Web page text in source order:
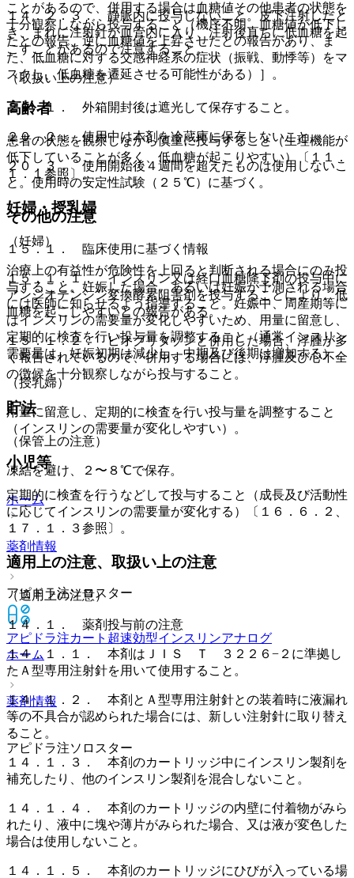
１４．２．３． 静脈内に投与しないこと。皮下注射したと
き、まれに注射針が血管内に入り、注射後直ちに低血糖を起
こすことがあるので注意すること。
（取扱い上の注意）
２０．１． 外箱開封後は遮光して保存すること。
２０．２． 使用中は本剤を冷蔵庫に保存しないこと。
２０．３． 使用開始後４週間を超えたものは使用しないこ
と。使用時の安定性試験（２５℃）に基づく。
その他の注意
１５．１． 臨床使用に基づく情報
１５．１．１． インスリン又は経口血糖降下剤の投与中に
アンジオテンシン変換酵素阻害剤を投与することにより、低
血糖を起こしやすいとの報告がある。
１５．１．２． ピオグリタゾンと併用した場合、浮腫が多
く報告されているので、併用する場合には、浮腫及び心不全
の徴候を十分観察しながら投与すること。
貯法
（保管上の注意）
凍結を避け、２〜８℃で保存。
ホーム
薬剤情報
アピドラ注ソロスター
アピドラ注カート 超速効型インスリンアナログ
ホーム
薬剤情報
アピドラ注ソロスター
ことがあるので、併用する場合は血糖値その他患者の状態を
十分観察しながら投与すること（機序不明、血糖値が低下し
たとの報告、逆に血糖値を上昇させたとの報告があり、ま
た、低血糖に対する交感神経系の症状（振戦、動悸等）をマ
スクし、低血糖を遷延させる可能性がある）］。
高齢者
患者の状態を観察しながら慎重に投与すること（生理機能が
低下していることが多く、低血糖が起こりやすい）〔１１．
１．１参照〕。
妊婦・授乳婦
（妊婦）
治療上の有益性が危険性を上回ると判断される場合にのみ投
与すること。妊娠した場合、あるいは妊娠が予測される場合
には医師に知らせるよう指導すること。妊娠中、周産期等に
はインスリンの需要量が変化しやすいため、用量に留意し、
定期的に検査を行い投与量を調整すること（通常インスリン
需要量は、妊娠初期は減少し、中期及び後期は増加する）。
（授乳婦）
用量に留意し、定期的に検査を行い投与量を調整すること
（インスリンの需要量が変化しやすい）。
小児等
定期的に検査を行うなどして投与すること（成長及び活動性
に応じてインスリンの需要量が変化する）〔１６．６．２、
１７．１．３参照〕。
適用上の注意、取扱い上の注意
（適用上の注意）
１４．１． 薬剤投与前の注意
１４．１．１． 本剤はＪＩＳ Ｔ ３２２６−２に準拠し
たＡ型専用注射針を用いて使用すること。
１４．１．２． 本剤とＡ型専用注射針との装着時に液漏れ
等の不具合が認められた場合には、新しい注射針に取り替え
ること。
１４．１．３． 本剤のカートリッジ中にインスリン製剤を
補充したり、他のインスリン製剤を混合しないこと。
１４．１．４． 本剤のカートリッジの内壁に付着物がみら
れたり、液中に塊や薄片がみられた場合、又は液が変色した
場合は使用しないこと。
１４．１．５． 本剤のカートリッジにひびが入っている場